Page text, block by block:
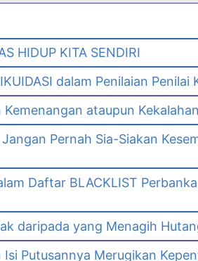
HIDUP KITA SENDIRI
dalam Penilaian Penilai
ataupun
Pernah Sia-Siakan
Daftar BLACKLIST
daripada yang Menagih
Putusannya Merugikan